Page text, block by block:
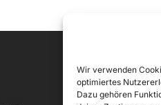
Wir verwenden
optimiertes
Dazu gehören